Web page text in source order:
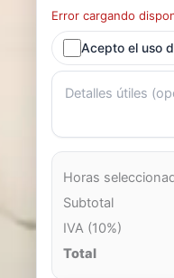
Error cargando
Acepto el uso
Horas
Subtotal
IVA (10%)
Total